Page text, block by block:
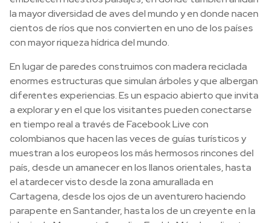
la mayor diversidad de aves del mundo y en donde nacen
cientos de ríos que nos convierten en uno de los países
con mayor riqueza hídrica del mundo.
En lugar de paredes construimos con madera reciclada
enormes estructuras que simulan árboles y que albergan
diferentes experiencias. Es un espacio abierto que invita
a explorar y en el que los visitantes pueden conectarse
en tiempo real a través de Facebook Live con
colombianos que hacen las veces de guías turísticos y
muestran a los europeos los más hermosos rincones del
país, desde un amanecer en los llanos orientales, hasta
el atardecer visto desde la zona amurallada en
Cartagena, desde los ojos de un aventurero haciendo
parapente en Santander, hasta los de un creyente en la